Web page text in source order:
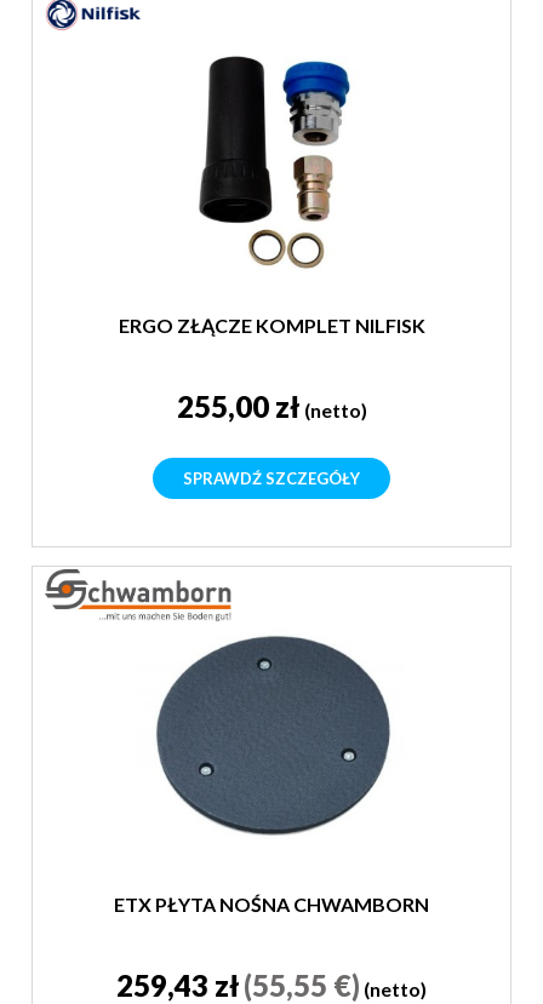
ERGO ZŁĄCZE KOMPLET NILFISK
255,00 zł (netto)
SPRAWDŹ SZCZEGÓŁY
ETX PŁYTA NOŚNA CHWAMBORN
259,43 zł(55,55 €) (netto)